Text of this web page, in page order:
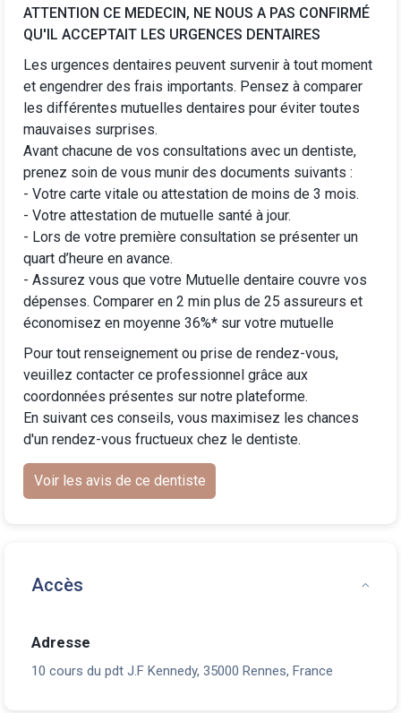
ATTENTION CE MEDECIN, NE NOUS A PAS CONFIRMÉ
QU'IL ACCEPTAIT LES URGENCES DENTAIRES
Les urgences dentaires peuvent survenir à tout moment
et engendrer des frais importants. Pensez à comparer
les différentesmutuelles dentaires pour éviter toutes
mauvaises surprises.
Avant chacune de vos consultations avec un dentiste,
prenez soin de vous munir des documents suivants :
- Votre carte vitale ou attestation de moins de 3 mois.
- Votre attestation de mutuelle santé à jour.
- Lors de votre première consultation se présenter un
quart d’heure en avance.
-Assurez vous que votre Mutuelle dentaire couvre vos
dépenses. Comparer en 2 min plus de 25 assureurs et
économisez en moyenne 36%* sur votre mutuelle
Pour tout renseignement ou prise de rendez-vous,
veuillez contacter ce professionnel grâce aux
coordonnées présentes sur notre plateforme.
En suivant ces conseils, vous maximisez les chances
d'un rendez-vous fructueux chez le dentiste.
Voir les avis de ce dentiste
Accès
Adresse
10 cours du pdt J.F Kennedy, 35000 Rennes, France